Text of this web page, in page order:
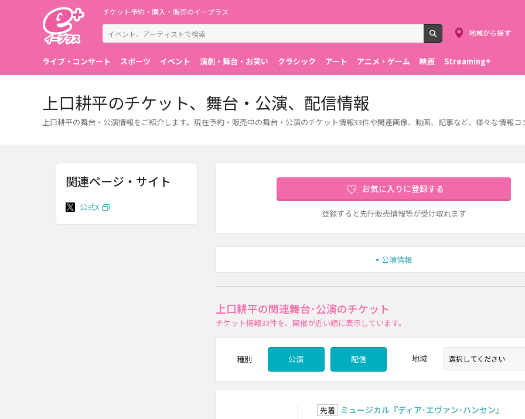
チケット予約・購入・販売のイープラス
検索
地域から探す
ライブ・コンサート スポーツ イベント 演劇・舞台・お笑い クラシック アート アニメ・ゲーム 映画 Streaming+
上口耕平のチケット、舞台・公演、配信情報
上口耕平の舞台・公演情報をご紹介します。現在予約・販売中の舞台・公演のチケット情報33件や関連画像、動画、記事など、様々な情報
お気に入りに登録する
登録すると先行販売情報等が受け取れます
公演情報
上口耕平の関連舞台･公演のチケット
チケット情報33件を、開催が近い順に表示しています。
種別 公演 配信 地域
先着 ミュージカル『ディア･エヴァン･ハンセン』
関連ページ・サイト
公式X